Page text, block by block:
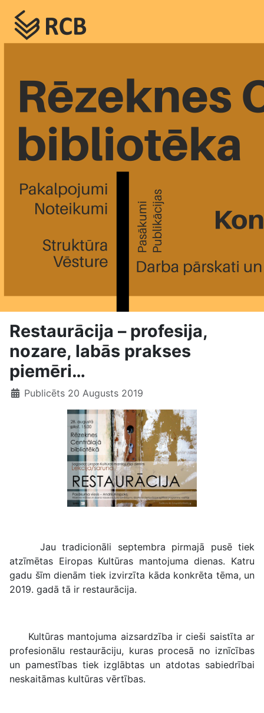
Restaurācija – profesija,
nozare, labās prakses
piemēri…
Publicēts 20 Augusts 2019
Jau tradicionāli septembra pirmajā pusē tiek
atzīmētas Eiropas Kultūras mantojuma dienas. Katru
gadu šīm dienām tiek izvirzīta kāda konkrēta tēma, un
2019. gadā tā ir restaurācija.
Kultūras mantojuma aizsardzība ir cieši saistīta ar
profesionālu restaurāciju, kuras procesā no iznīcības
un pamestības tiek izglābtas un atdotas sabiedrībai
neskaitāmas kultūras vērtības.